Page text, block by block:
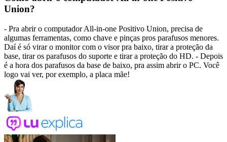
Union?
- Pra abrir o computador All-in-one Positivo Union, precisa de
algumas ferramentas, como chave e pinças pros parafusos menores.
Daí é só virar o monitor com o visor pra baixo, tirar a proteção da
base, tirar os parafusos do suporte e tirar a proteção do HD. - Depois
é a hora dos parafusos da base de baixo, pra assim abrir o PC. Você
logo vai ver, por exemplo, a placa mãe!